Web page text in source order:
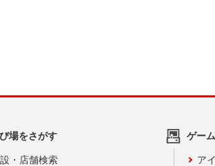
場をさがす
・店舗検索
ゲー
ア